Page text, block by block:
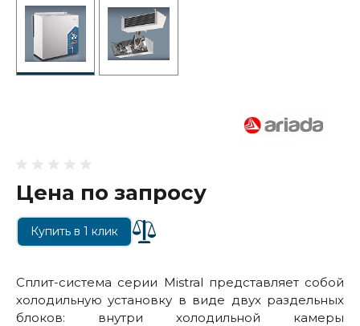
Цена по запросу
Купить в 1 клик
Сплит-система серии Mistral представляет собой
холодильную установку в виде двух раздельных
блоков: внутри холодильной камеры